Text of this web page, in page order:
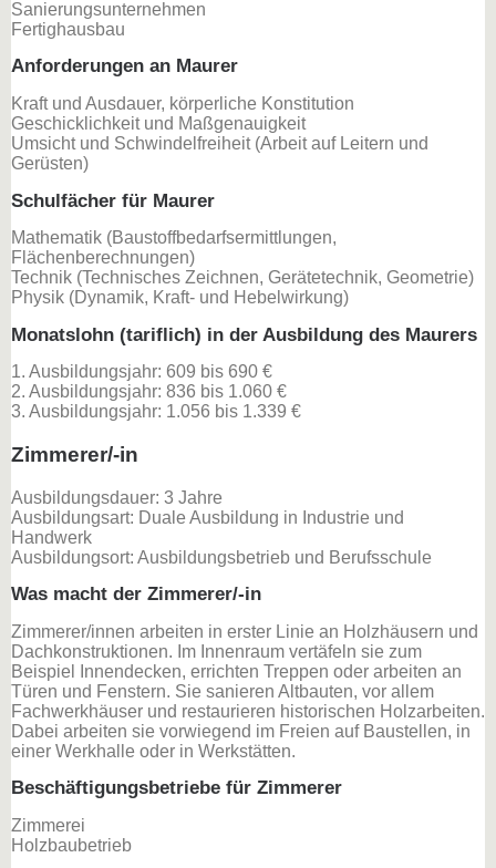
Sanierungsunternehmen
Fertighausbau
Anforderungen an Maurer
Kraft und Ausdauer, körperliche Konstitution
Geschicklichkeit und Maßgenauigkeit
Umsicht und Schwindelfreiheit (Arbeit auf Leitern und
Gerüsten)
Schulfächer für Maurer
Mathematik (Baustoffbedarfsermittlungen,
Flächenberechnungen)
Technik (Technisches Zeichnen, Gerätetechnik, Geometrie)
Physik (Dynamik, Kraft- und Hebelwirkung)
Monatslohn (tariflich) in der Ausbildung des Maurers
1. Ausbildungsjahr: 609 bis 690 €
2. Ausbildungsjahr: 836 bis 1.060 €
3. Ausbildungsjahr: 1.056 bis 1.339 €
Zimmerer/-in
Ausbildungsdauer: 3 Jahre
Ausbildungsart: Duale Ausbildung in Industrie und
Handwerk
Ausbildungsort: Ausbildungsbetrieb und Berufsschule
Was macht der Zimmerer/-in
Zimmerer/innen arbeiten in erster Linie an Holzhäusern und
Dachkonstruktionen. Im Innenraum vertäfeln sie zum
Beispiel Innendecken, errichten Treppen oder arbeiten an
Türen und Fenstern. Sie sanieren Altbauten, vor allem
Fachwerkhäuser und restaurieren historischen Holzarbeiten.
Dabei arbeiten sie vorwiegend im Freien auf Baustellen, in
einer Werkhalle oder in Werkstätten.
Beschäftigungsbetriebe für Zimmerer
Zimmerei
Holzbaubetrieb